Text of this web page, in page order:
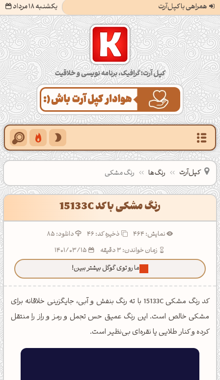
همراهی با کپل‌آرت یکشنبه 18 مرداد کپل‌آرت؛ گرافیک، برنامه‌نویسی و خلاقیت
کپل‌آرت رنگ‌ها رنگ مشکی
رنگ مشکی با کد 15133C
نمایش: 464 ذخیره کد:46
دانلود: 85
زمان خواندن: 3 دقیقه
ما رو توی گوگل بیشتر ببین!
کد رنگ مشکی 15133C با ته رنگ بنفش و آبی، جایگزینی خلاقانه برای
مشکی خالص است. این رنگ عمیق حس تجمل و رمز و راز را منتقل
کرده و کنار طلایی یا نقره‌ای بی‌نظیر است.